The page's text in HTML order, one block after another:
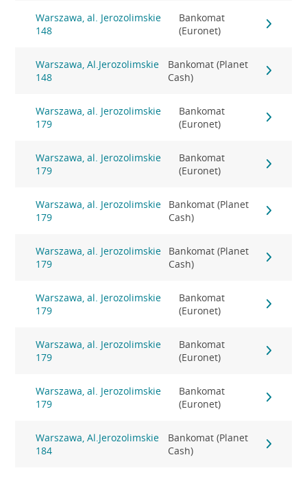
Warszawa, al. Jerozolimskie
148
Bankomat
(Euronet)
Warszawa, Al.Jerozolimskie
148
Bankomat (Planet
Cash)
Warszawa, al. Jerozolimskie
179
Bankomat
(Euronet)
Warszawa, al. Jerozolimskie
179
Bankomat
(Euronet)
Warszawa, al. Jerozolimskie
179
Bankomat (Planet
Cash)
Warszawa, al. Jerozolimskie
179
Bankomat (Planet
Cash)
Warszawa, al. Jerozolimskie
179
Bankomat
(Euronet)
Warszawa, al. Jerozolimskie
179
Bankomat
(Euronet)
Warszawa, al. Jerozolimskie
179
Bankomat
(Euronet)
Warszawa, Al.Jerozolimskie
184
Bankomat (Planet
Cash)